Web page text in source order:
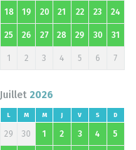
18 19 20 21 22 23 24
25 26 27 28 29 30 31
1 2 3 4 5 6 7
Juillet 2026
L M M J V S D
29 30 1 2 3 4 5